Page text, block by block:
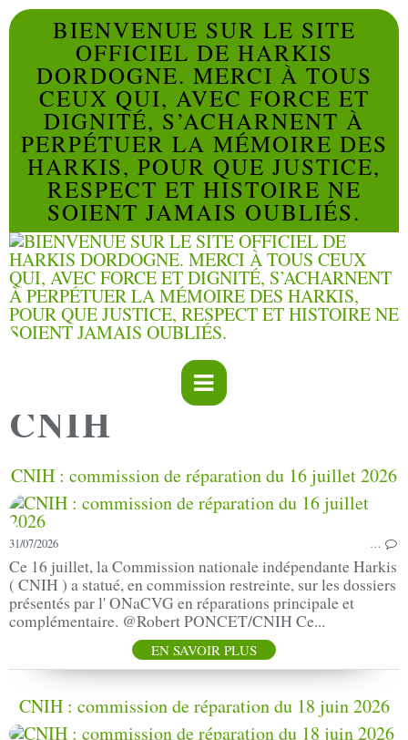
BIENVENUE SUR LE SITE
OFFICIEL DE HARKIS
DORDOGNE. MERCI À TOUS
CEUX QUI, AVEC FORCE ET
DIGNITÉ, S’ACHARNENT À
PERPÉTUER LA MÉMOIRE DES
HARKIS, POUR QUE JUSTICE,
RESPECT ET HISTOIRE NE
SOIENT JAMAIS OUBLIÉS.
CNIH
CNIH : commission de réparation du 16 juillet 2026
31/07/2026 …
Ce 16 juillet, la Commission nationale indépendante Harkis
( CNIH ) a statué, en commission restreinte, sur les dossiers
présentés par l' ONaCVG en réparations principale et
complémentaire. @Robert PONCET/CNIH Ce...
EN SAVOIR PLUS
CNIH : commission de réparation du 18 juin 2026